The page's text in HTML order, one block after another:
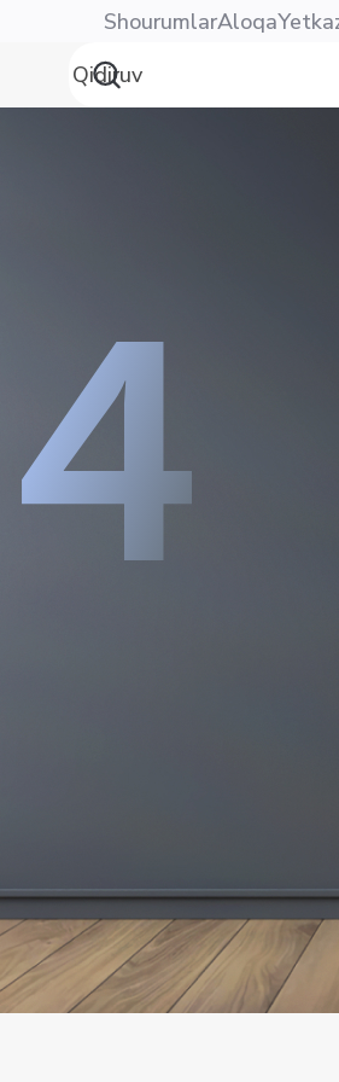
ShourumlarAloqa